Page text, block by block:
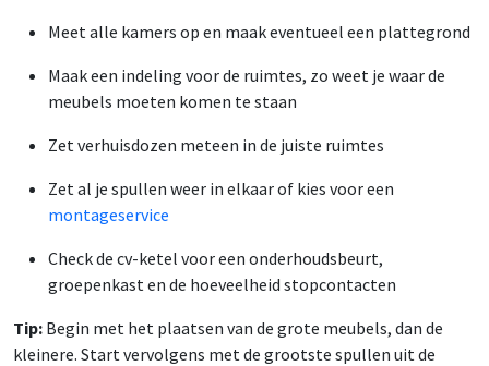
Meet alle kamers op en maak eventueel een plattegrond
Maak een indeling voor de ruimtes, zo weet je waar de
meubels moeten komen te staan
Zet verhuisdozen meteen in de juiste ruimtes
Zet al je spullen weer in elkaar of kies voor een
montageservice
Check de cv-ketel voor een onderhoudsbeurt,
groepenkast en de hoeveelheid stopcontacten
Tip: Begin met het plaatsen van de grote meubels, dan de
kleinere. Start vervolgens met de grootste spullen uit de